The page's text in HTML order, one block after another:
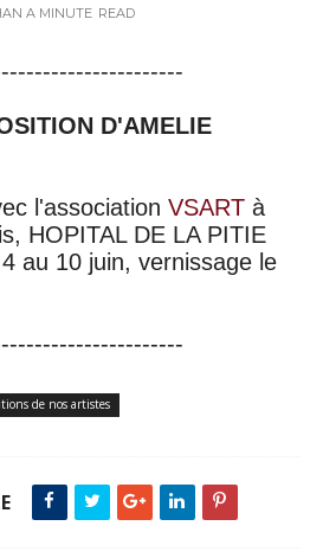
A MINUTE READ
D'AMELIE
l'association VSARTà
HOPITAL DE LA PITIE
au 10 juin, vernissage le
de nos artistes